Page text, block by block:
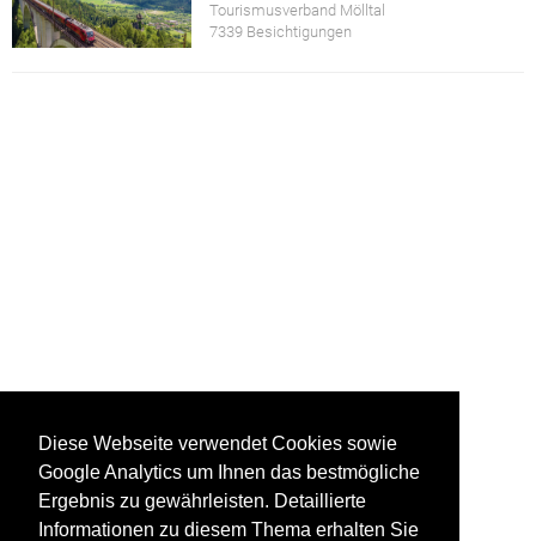
Diese Webseite verwendet Cookies sowie
Google Analytics um Ihnen das bestmögliche
Ergebnis zu gewährleisten. Detaillierte
Informationen zu diesem Thema erhalten Sie
Tourismusverband Mölltal
7339 Besichtigungen